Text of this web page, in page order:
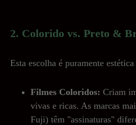
2. Colorido vs. Preto &
Esta escolha é puramente estética
Filmes Coloridos: Criam
vivas e ricas. As marcas
Fuji) têm "assinaturas"